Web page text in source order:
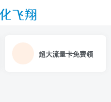
超大流量卡免费领